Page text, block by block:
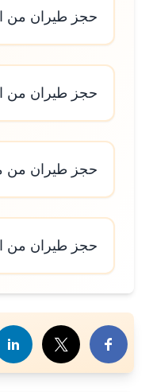
حجز طيران من
حجز طيران من
حجز طيران من
حجز طيران من
هذا الموضوع